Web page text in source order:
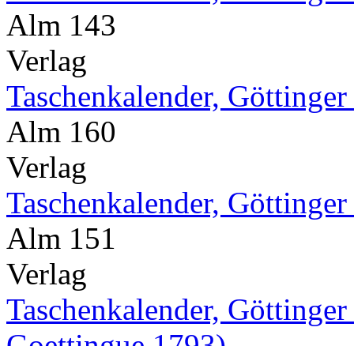
Alm 143
Verlag
Taschenkalender,
Alm 160
Verlag
Taschenkalender,
Alm 151
Verlag
Taschenkalender,